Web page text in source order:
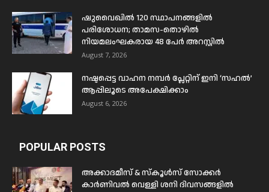
ഷുവൈഖിൽ 120 സ്ഥാപനങ്ങളിൽ
പരിശോധന; താമസ-തൊഴിൽ
നിയമലംഘകരായ 48 പേർ അറസ്റ്റിൽ
August 7, 2026
നഷ്ടപ്പെട്ട വാഹന നമ്പർ പ്ലേറ്റിന് ഇനി ‘സഹൽ’
ആപ്പിലൂടെ അപേക്ഷിക്കാം
August 6, 2026
POPULAR POSTS
അക്കാദമീസ് & സ്കൂൾസ് സോക്കർ
കാർണിവൽ വെള്ളി ശനി ദിവസങ്ങളിൽ